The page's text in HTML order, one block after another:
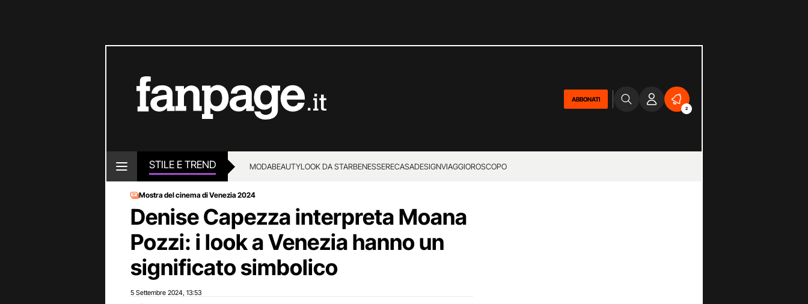
ABBONATI
2
STILE E TREND MODABEAUTYLOOK DA STARBENESSERECASADESIGNVIAGGIOROSCOPO
Mostra del cinema di Venezia 2024
Denise Capezza interpreta Moana
Pozzi: i look a Venezia hanno un
significato simbolico
5 Settembre 2024 13:53